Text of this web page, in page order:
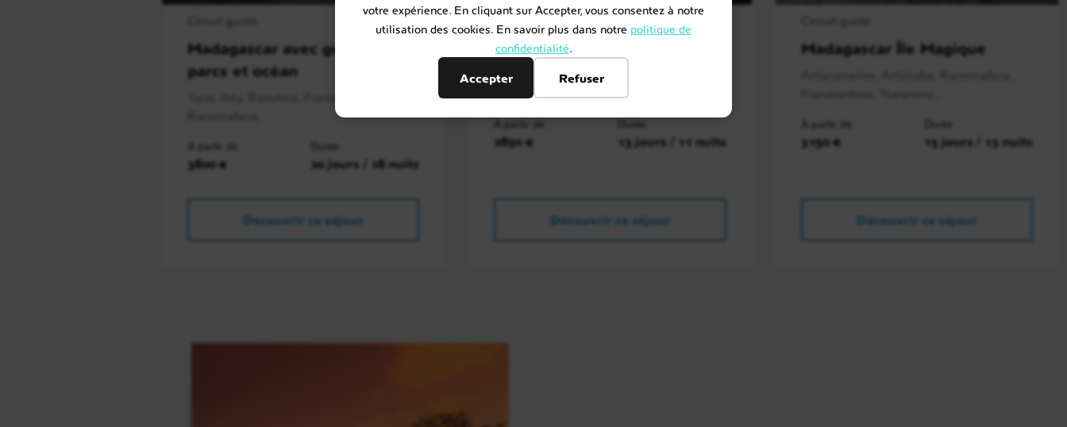
votre expérience. En cliquant sur Accepter, vous consentez à notre
utilisation des cookies. En savoir plus dans notre politique de
confidentialité.
Accepter
Refuser
Madagascar avec guide entre
parcs et océan
À partir de
3800 €
Durée
20 jours / 18 nuits
Découvrir ce séjour
Circuit guidé
Madagascar en famille
Nosy Be, Ambilobe, Parc National..
2850 € 13 jours / 11 nuits
Découvrir ce séjour
Madagascar Île Magique
À partir de
3150 €
Durée
15 jours / 13 nuits
Découvrir ce séjour